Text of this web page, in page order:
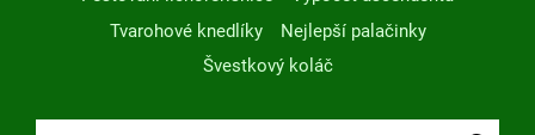
Tvarohové knedlíky
Nejlepší palačinky
Švestkový koláč